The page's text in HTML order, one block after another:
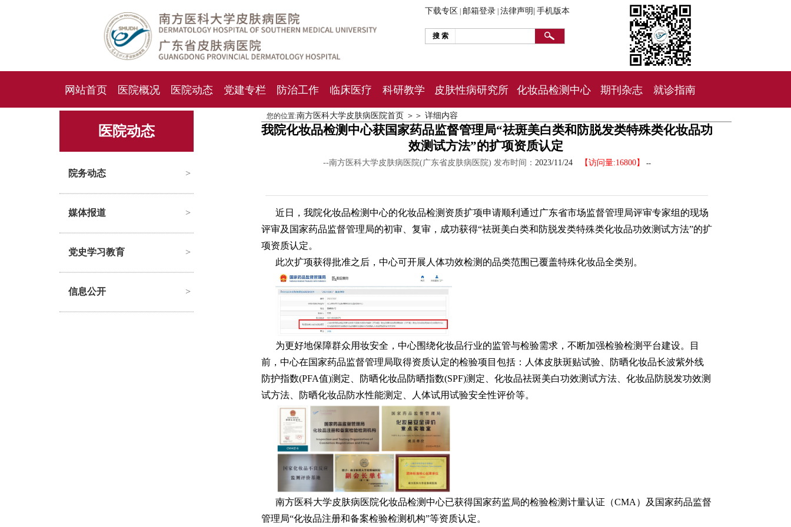
下载专区 邮箱登录 法律声明| 手机版本
搜 索
网站首页 医院概况 医院动态 党建专栏 防治工作 临床医疗 科研教学 皮肤性病研究所 化妆品检测中心 期刊杂志 就诊指南
人才招聘 招标采购
医院动态
院务动态 >
媒体报道 >
党史学习教育 >
信息公开 >
您的位置:南方医科大学皮肤病医院首页 ＞＞ 详细内容
我院化妆品检测中心获国家药品监督管理局“祛斑美白类和防脱发类特殊类化妆品功
效测试方法”的扩项资质认定
--南方医科大学皮肤病医院(广东省皮肤病医院) 发布时间： 2023/11/24 【访问量:16800】 --
近日，我院化妆品检测中心的化妆品检测资质扩项申请顺利通过广东省市场监督管理局评审专家组的现场
评审及国家药品监督管理局的初审、复审，成功获得“祛斑美白类和防脱发类特殊类化妆品功效测试方法”的扩
项资质认定。
此次扩项获得批准之后，中心可开展人体功效检测的品类范围已覆盖特殊化妆品全类别。
为更好地保障群众用妆安全，中心围绕化妆品行业的监管与检验需求，不断加强检验检测平台建设。目
前，中心在国家药品监督管理局取得资质认定的检验项目包括：人体皮肤斑贴试验、防晒化妆品长波紫外线
防护指数(PFA值)测定、防晒化妆品防晒指数(SPF)测定、化妆品祛斑美白功效测试方法、化妆品防脱发功效测
试方法、防晒化妆品防水性能测定、人体试用试验安全性评价等。
南方医科大学皮肤病医院化妆品检测中心已获得国家药监局的检验检测计量认证（CMA）及国家药品监督
管理局“化妆品注册和备案检验检测机构”等资质认定。